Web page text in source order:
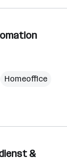
Homeoffice
&